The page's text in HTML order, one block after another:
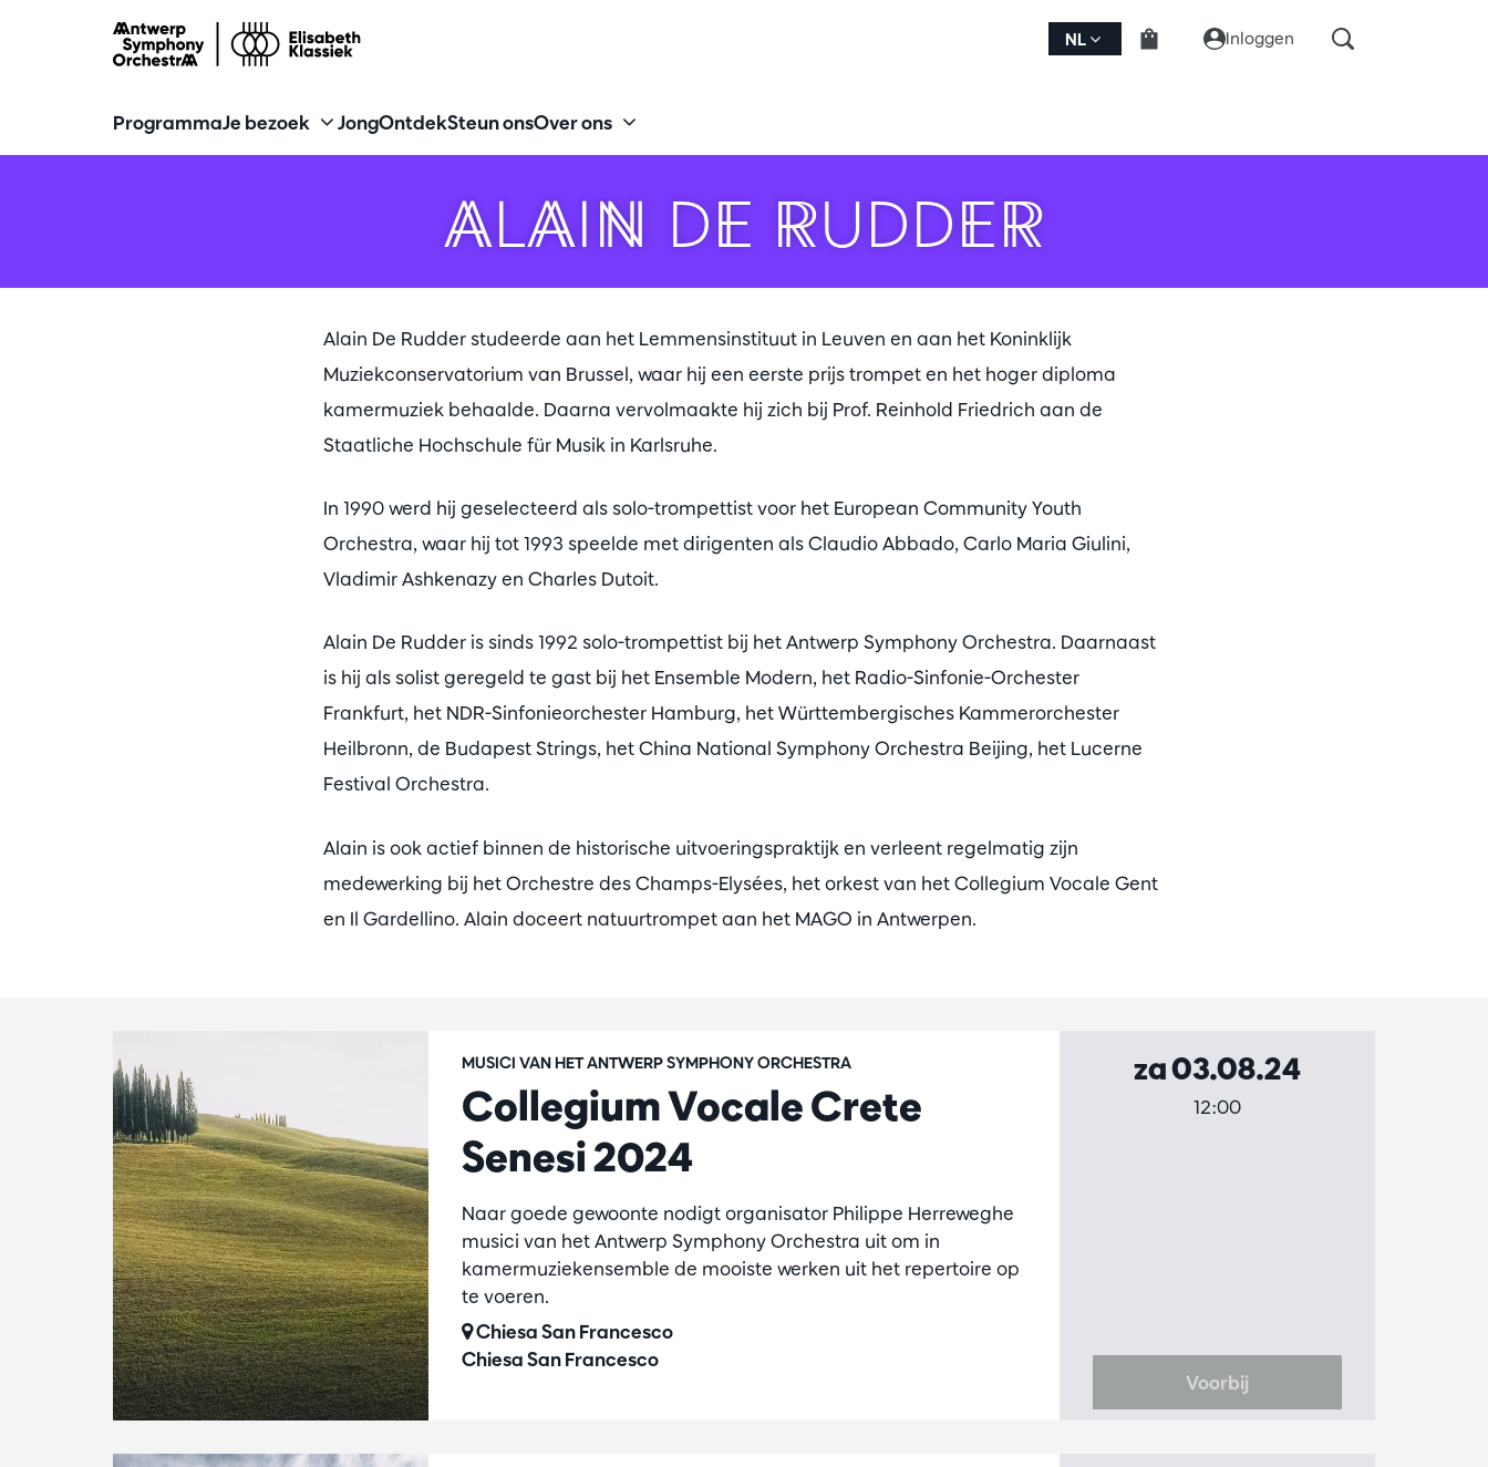
NL Inloggen
ProgrammaJe bezoek JongOntdekSteun onsOver ons
ALAIN DE RUDDER
Alain De Rudder studeerde aan het Lemmensinstituut in Leuven en aan het Koninklijk
Muziekconservatorium van Brussel, waar hij een eerste prijs trompet en het hoger diploma
kamermuziek behaalde. Daarna vervolmaakte hij zich bij Prof. Reinhold Friedrich aan de
Staatliche Hochschule für Musik in Karlsruhe.
In 1990 werd hij geselecteerd als solo-trompettist voor het European Community Youth
Orchestra, waar hij tot 1993 speelde met dirigenten als Claudio Abbado, Carlo Maria Giulini,
Vladimir Ashkenazy en Charles Dutoit.
Alain De Rudder is sinds 1992 solo-trompettist bij het Antwerp Symphony Orchestra. Daarnaast
is hij als solist geregeld te gast bij het Ensemble Modern, het Radio-Sinfonie-Orchester
Frankfurt, het NDR-Sinfonieorchester Hamburg, het Württembergisches Kammerorchester
Heilbronn, de Budapest Strings, het China National Symphony Orchestra Beijing, het Lucerne
Festival Orchestra.
Alain is ook actief binnen de historische uitvoeringspraktijk en verleent regelmatig zijn
medewerking bij het Orchestre des Champs-Elysées, het orkest van het Collegium Vocale Gent
en Il Gardellino. Alain doceert natuurtrompet aan het MAGO in Antwerpen.
Collegium Vocale Crete
Senesi 2024
MUSICI VAN HET ANTWERP SYMPHONY ORCHESTRA
Naar goede gewoonte nodigt organisator Philippe Herreweghe
musici van het Antwerp Symphony Orchestra uit om in
kamermuziekensemble de mooiste werken uit het repertoire op
te voeren.
Chiesa San Francesco
Chiesa San Francesco
za 03.08.24
12:00
Voorbij